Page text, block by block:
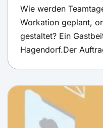
Wie werden
Workation geplant,
gestaltet? Ein
Hagendorf.Der